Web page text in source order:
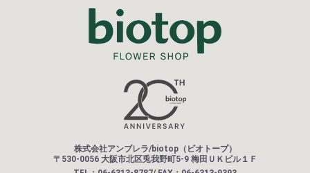
株式会社アンブレラ/biotop（ビオトープ）
〒530-0056 大阪市北区兎我野町5-9 梅田ＵＫビル１Ｆ